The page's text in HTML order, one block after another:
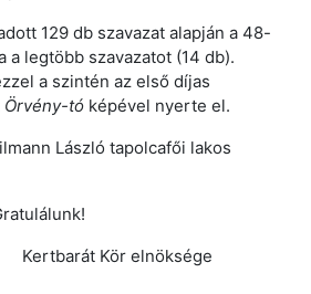
129 db szavazat alapján a 48-
a legtöbb szavazatot (14 db).
a szintén az első díjas
Örvény-tó képével nyerte el.
László tapolcafői lakos
elnöksége